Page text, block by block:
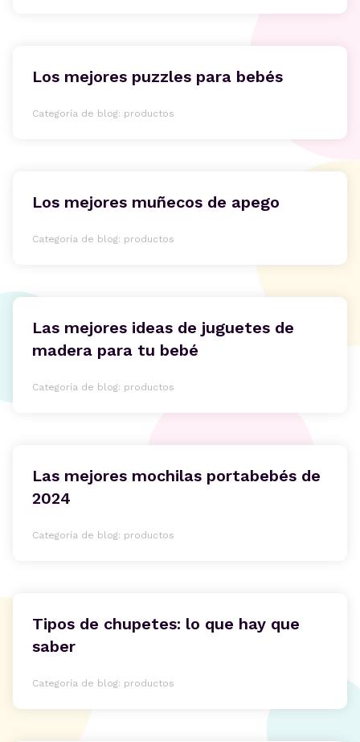
Los mejores puzzles para bebés
Categoría de blog: productos
Los mejores muñecos de apego
Categoría de blog: productos
Las mejores ideas de juguetes de
madera para tu bebé
Categoría de blog: productos
Las mejores mochilas portabebés de
2024
Categoría de blog: productos
Tipos de chupetes: lo que hay que
saber
Categoría de blog: productos